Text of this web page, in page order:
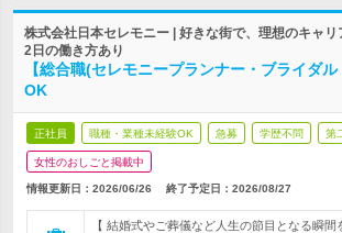
株式会社日本セレモニー | 好きな街で、理想のキャ
2日の働き方あり
【総合職(セレモニープランナー・ブライダ
OK
正社員 職種・業種未経験OK 急募 学歴不問 第
女性のおしごと掲載中
情報更新日：2026/06/26 終了予定日： 2026/08/27
【 結婚式やご葬儀など人生の節目となる瞬